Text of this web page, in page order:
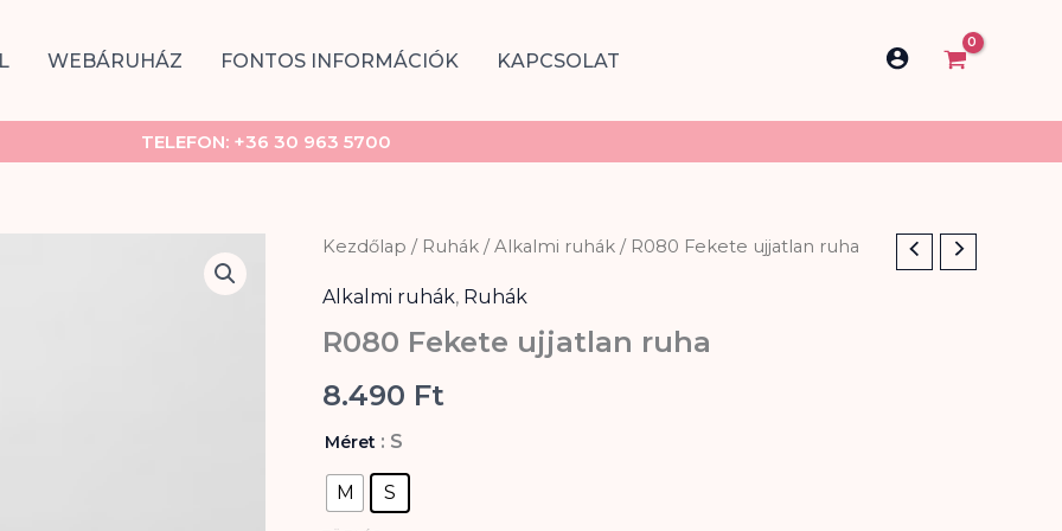
WEBÁRUHÁZ FONTOS INFORMÁCIÓK KAPCSOLAT
TELEFON: +36 30 963 5700
Kezdőlap / Ruhák /Alkalmi ruhák / R080 Fekete ujjatlan ruha
Alkalmi ruhák, Ruhák
R080 Fekete ujjatlan ruha
8.490 Ft
Méret : S
M S
R080
ujjatlan
mennyiség